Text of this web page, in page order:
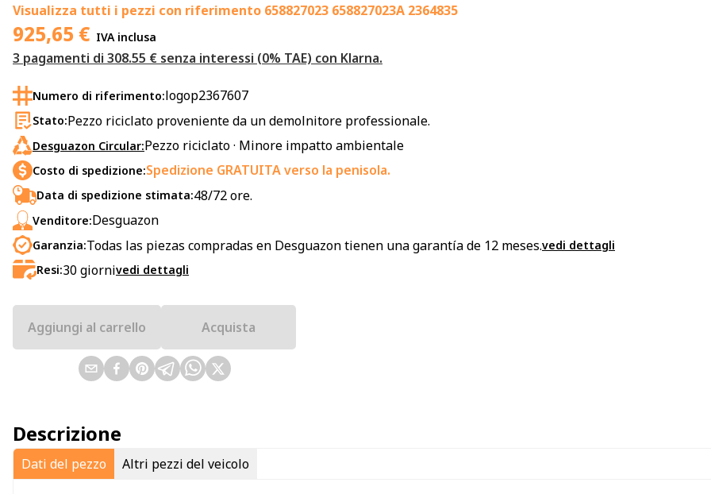
Visualizza tutti i pezzi con riferimento 658827023 658827023A 2364835
925,65 € IVA inclusa
3 pagamenti di 308.55 € senza interessi (0% TAE) con Klarna.
Numero di riferimento:logop2367607
Stato:Pezzo riciclato proveniente da un demolnitore professionale.
Desguazon Circular:Pezzo riciclato · Minore impatto ambientale
Costo di spedizione:Spedizione GRATUITA verso la penisola.
Data di spedizione stimata:48/72 ore.
Venditore:Desguazon
Garanzia:Todas las piezas compradas en Desguazon tienen una garantía de 12 meses.vedi dettagli
Resi:30giornivedi dettagli
Aggiungi al carrello Acquista
Descrizione
Dati del pezzo Altri pezzi del veicolo